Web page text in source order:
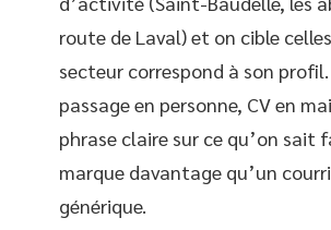
route de Laval) et on cible
secteur correspond à son profil.
passage en personne, CV en
phrase claire sur ce qu’on sait
marque davantage qu’un
générique.